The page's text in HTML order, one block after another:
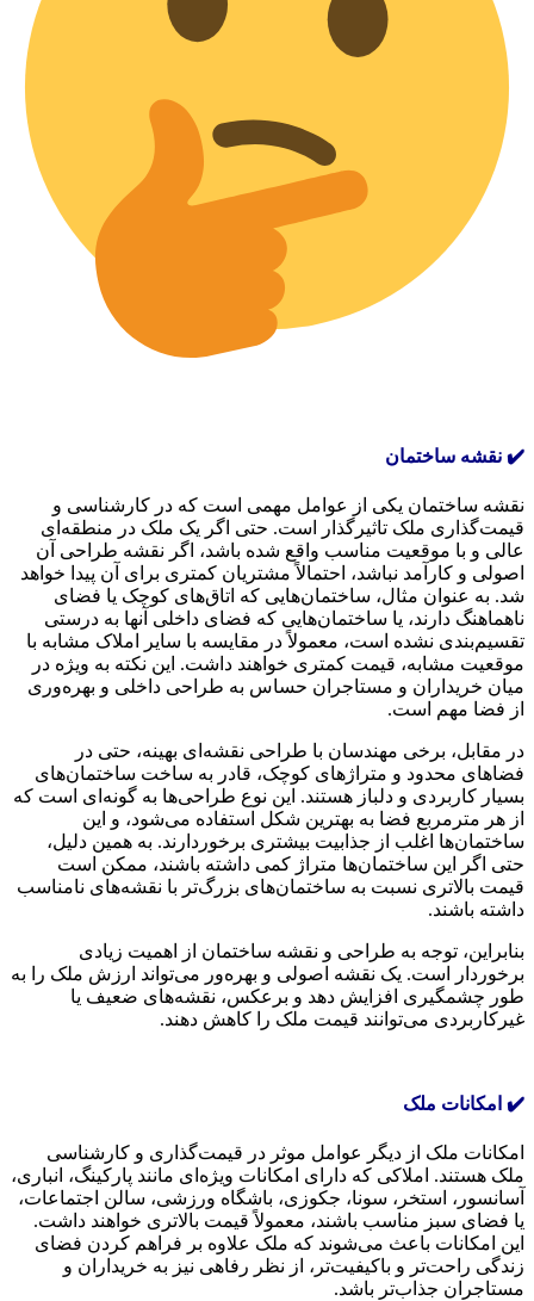
✔️ نقشه ساختمان
نقشه ساختمان یکی از عوامل مهمی است که در کارشناسی و
قیمت‌گذاری ملک تاثیرگذار است. حتی اگر یک ملک در منطقه‌ای
عالی و با موقعیت مناسب واقع شده باشد، اگر نقشه طراحی آن
اصولی و کارآمد نباشد، احتمالاً مشتریان کمتری برای آن پیدا خواهد
شد. به عنوان مثال، ساختمان‌هایی که اتاق‌های کوچک یا فضای
ناهماهنگ دارند، یا ساختمان‌هایی که فضای داخلی آنها به درستی
تقسیم‌بندی نشده است، معمولاً در مقایسه با سایر املاک مشابه با
موقعیت مشابه، قیمت کمتری خواهند داشت. این نکته به ویژه در
میان خریداران و مستاجران حساس به طراحی داخلی و بهره‌وری
از فضا مهم است.
در مقابل، برخی مهندسان با طراحی نقشه‌ای بهینه، حتی در
فضاهای محدود و متراژهای کوچک، قادر به ساخت ساختمان‌های
بسیار کاربردی و دلباز هستند. این نوع طراحی‌ها به گونه‌ای است که
از هر مترمربع فضا به بهترین شکل استفاده می‌شود، و این
ساختمان‌ها اغلب از جذابیت بیشتری برخوردارند. به همین دلیل،
حتی اگر این ساختمان‌ها متراژ کمی داشته باشند، ممکن است
قیمت بالاتری نسبت به ساختمان‌های بزرگ‌تر با نقشه‌های نامناسب
داشته باشند.
بنابراین، توجه به طراحی و نقشه ساختمان از اهمیت زیادی
برخوردار است. یک نقشه اصولی و بهره‌ور می‌تواند ارزش ملک را به
طور چشمگیری افزایش دهد و برعکس، نقشه‌های ضعیف یا
غیرکاربردی می‌توانند قیمت ملک را کاهش دهند.
✔️ امکانات ملک
امکانات ملک از دیگر عوامل موثر در قیمت‌گذاری و کارشناسی
ملک هستند. املاکی که دارای امکانات ویژه‌ای مانند پارکینگ، انباری،
آسانسور، استخر، سونا، جکوزی، باشگاه ورزشی، سالن اجتماعات،
یا فضای سبز مناسب باشند، معمولاً قیمت بالاتری خواهند داشت.
این امکانات باعث می‌شوند که ملک علاوه بر فراهم کردن فضای
زندگی راحت‌تر و باکیفیت‌تر، از نظر رفاهی نیز به خریداران و
مستاجران جذاب‌تر باشد.